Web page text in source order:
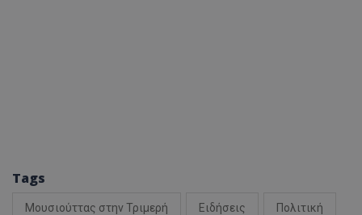
Tags
Μουσιούττας στην Τριμερή Ειδήσεις Πολιτική